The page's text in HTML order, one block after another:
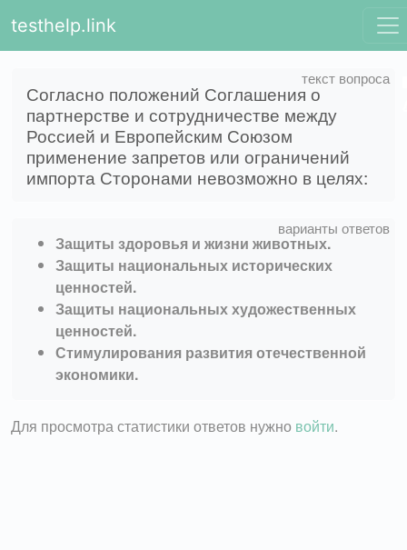
testhelp.link
Согласно положений Соглашения о
партнерстве и сотрудничестве между
Россией и Европейским Союзом
применение запретов или ограничений
импорта Сторонами невозможно в целях:
Защиты здоровья и жизни животных.
Защиты национальных исторических
ценностей.
Защиты национальных художественных
ценностей.
Стимулирования развития отечественной
экономики.
Для просмотра статистики ответов нужно войти.